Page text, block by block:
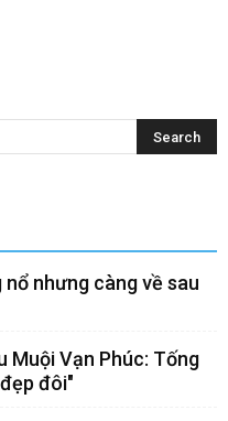
nhưng càng về sau
Muội Vạn Phúc: Tống
đôi"